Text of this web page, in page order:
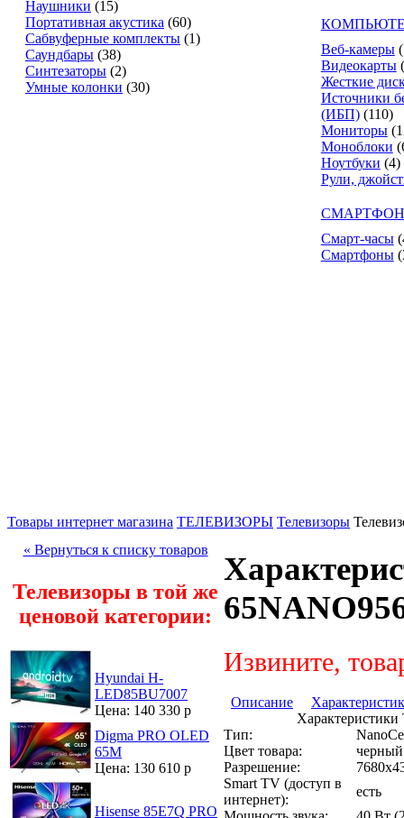
Наушники (15)
Портативная акустика (60)
Сабвуферные комплекты (1)
Саундбары (38)
Синтезаторы (2)
Умные колонки (30)
Веб-камеры
Видеокарты
Жесткие
Источники
(ИБП) (110)
Мониторы
Моноблоки
Ноутбуки (4)
Рули,
Смарт-часы
Смартфоны
Товары интернет магазина ТЕЛЕВИЗОРЫ Телевизоры
« Вернуться к списку товаров
Телевизоры в той же
ценовой категории:
Hyundai H-
LED85BU7007
Цена: 140 330 р
Digma PRO OLED
65M
Цена: 130 610 р
Hisense 85E7Q PRO
Извините,
Описание
Тип:
Цвет товара:
черный
Разрешение:
Smart TV (доступ в
интернет):
есть